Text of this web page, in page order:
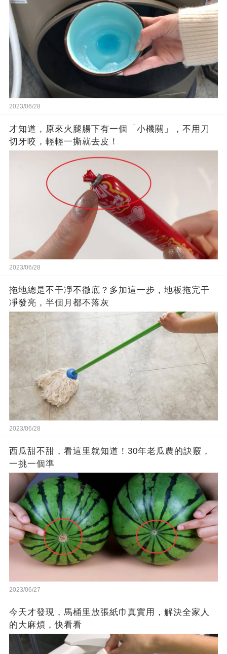
2023/06/28
才知道，原來火腿腸下有一個「小機關」，不用刀
切牙咬，輕輕一撕就去皮！
2023/06/28
拖地總是不干凈不徹底？多加這一步，地板拖完干
凈發亮，半個月都不落灰
2023/06/28
西瓜甜不甜，看這里就知道！30年老瓜農的訣竅，
一挑一個準
2023/06/27
今天才發現，馬桶里放張紙巾真實用，解決全家人
的大麻煩，快看看